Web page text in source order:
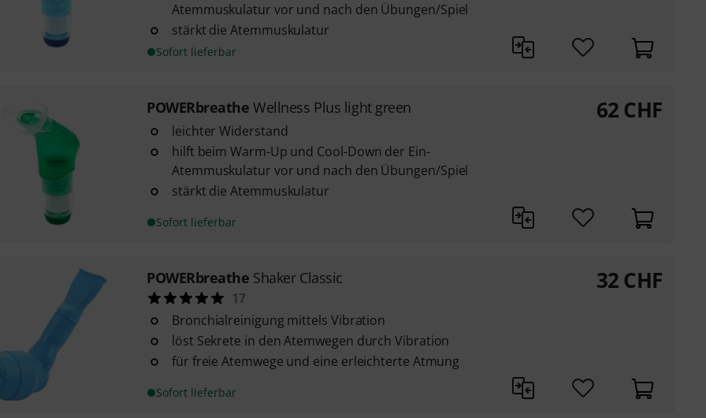
Atemmuskulatur vor und nach den Übungen/Spiel
stärkt die Atemmuskulatur
Sofort lieferbar
POWERbreathe Wellness Plus light green
leichter Widerstand
hilft beim Warm-Up und Cool-Down der Ein-
Atemmuskulatur vor und nach den Übungen/Spiel
stärkt die Atemmuskulatur
Sofort lieferbar
62CHF
POWERbreathe Shaker Classic
17
Bronchialreinigung mittels Vibration
löst Sekrete in den Atemwegen durch Vibration
für freie Atemwege und eine erleichterte Atmung
Sofort lieferbar
32CHF